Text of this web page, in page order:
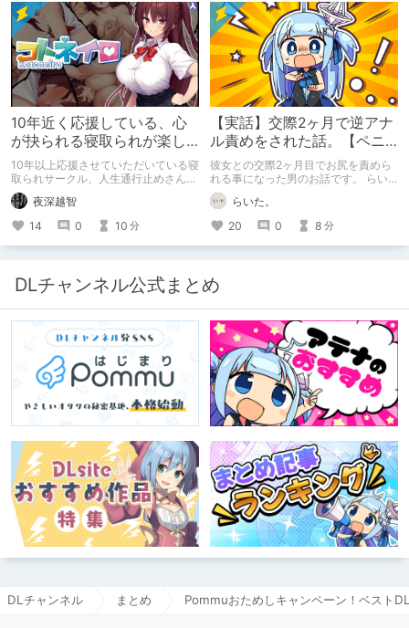
10年近く応援している、心
が抉られる寝取られが楽し
めるサークル
10年以上応援させていただいている寝
取られサークル、人生通行止めさんの
新作がとても良かったので、新作を中
心に、このサークルのゲームを紹介し
たくて、記事を書かせていただく。
キミノオモイからずっと好きな熱心な
ファンとしての記事にどうか、お付き
微修正）
夜深越智
14
0 10 分
【実話】交際2ヶ月で逆アナ
ル責めをされた話。【ペニ
バン】
彼女との交際2ヶ月目でお尻を責めら
れる事になった男のお話です。 らい
た。のエチエチ体験談#2【逆アナ
ル】 らいた。
20
0 8 分
DLチャンネル公式まとめ
DLチャンネル まとめ Pommuおためしキャンペーン！ベスト